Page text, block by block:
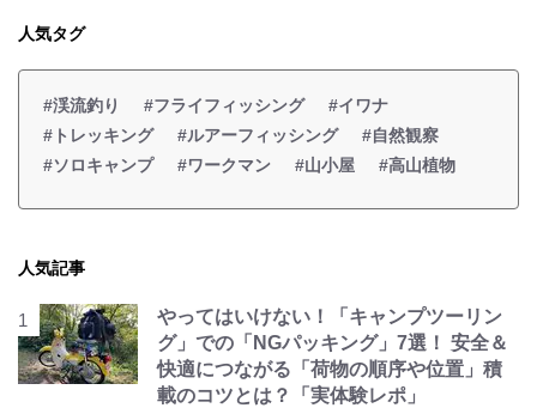
人気タグ
#渓流釣り #フライフィッシング
#イワナ
#トレッキング
#ルアーフィッシング
#自然観察
#ソロキャンプ
#ワークマン #山小屋 #高山植物
人気記事
やってはいけない！「キャンプツーリン
グ」での「NGパッキング」7選！ 安全＆
快適につながる「荷物の順序や位置」積
載のコツとは？「実体験レポ」